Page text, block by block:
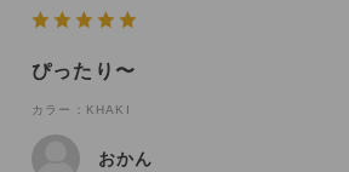
ぴったり〜
カラー：KHAKI
おかん